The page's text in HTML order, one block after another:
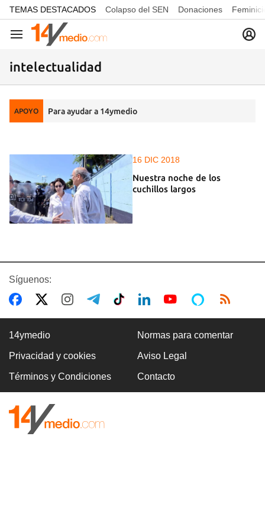
common.go-to-content
TEMAS DESTACADOS Colapso del SEN Donaciones
Navegación
intelectualidad
APOYO Para ayudar a 14ymedio
16 DIC 2018
Nuestra noche de los
cuchillos largos
Síguenos:
14ymedio Normas para comentar
Privacidad y cookies Aviso Legal
Términos y Condiciones Contacto